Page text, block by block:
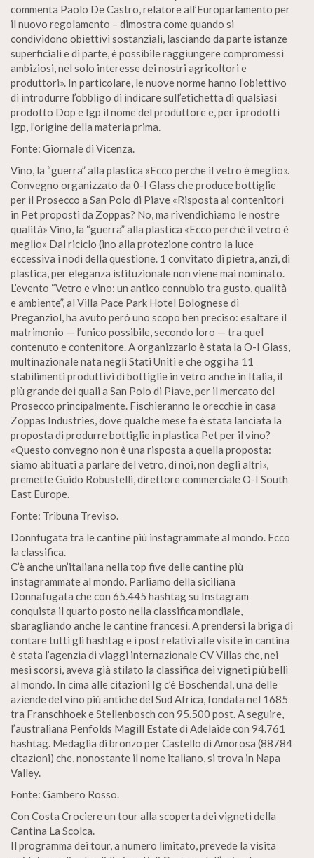
commenta Paolo De Castro, relatore all’Europarlamento per
il nuovo regolamento – dimostra come quando si
condividono obiettivi sostanziali, lasciando da parte istanze
superficiali e di parte, è possibile raggiungere compromessi
ambiziosi, nel solo interesse dei nostri agricoltori e
produttori». In particolare, le nuove norme hanno l’obiettivo
di introdurre l’obbligo di indicare sull’etichetta di qualsiasi
prodotto Dop e Igp il nome del produttore e, per i prodotti
Igp, l’origine della materia prima.
Fonte: Giornale di Vicenza.
Vino, la “guerra” alla plastica «Ecco perche il vetro è meglio».
Convegno organizzato da 0-I Glass che produce bottiglie
per il Prosecco a San Polo di Piave «Risposta ai contenitori
in Pet proposti da Zoppas? No, ma rivendichiamo le nostre
qualità» Vino, la “guerra” alla plastica «Ecco perché il vetro è
meglio» Dal riciclo (ìno alla protezione contro la luce
eccessiva i nodi della questione. 1 convitato di pietra, anzi, di
plastica, per eleganza istituzionale non viene mai nominato.
L’evento “Vetro e vino: un antico connubio tra gusto, qualità
e ambiente”, al Villa Pace Park Hotel Bolognese di
Preganziol, ha avuto però uno scopo ben preciso: esaltare il
matrimonio — l’unico possibile, secondo loro — tra quel
contenuto e contenitore. A organizzarlo è stata la O-I Glass,
multinazionale nata negli Stati Uniti e che oggi ha 11
stabilimenti produttivi di bottiglie in vetro anche in Italia, il
più grande dei quali a San Polo di Piave, per il mercato del
Prosecco principalmente. Fischieranno le orecchie in casa
Zoppas Industries, dove qualche mese fa è stata lanciata la
proposta di produrre bottiglie in plastica Pet per il vino?
«Questo convegno non è una risposta a quella proposta:
siamo abituati a parlare del vetro, di noi, non degli altri»,
premette Guido Robustelli, direttore commerciale O-I South
East Europe.
Fonte: Tribuna Treviso.
Donnfugata tra le cantine più instagrammate al mondo. Ecco
la classifica.
C’è anche un’italiana nella top five delle cantine più
instagrammate al mondo. Parliamo della siciliana
Donnafugata che con 65.445 hashtag su Instagram
conquista il quarto posto nella classifica mondiale,
sbaragliando anche le cantine francesi. A prendersi la briga di
contare tutti gli hashtag e i post relativi alle visite in cantina
è stata l’agenzia di viaggi internazionale CV Villas che, nei
mesi scorsi, aveva già stilato la classifica dei vigneti più belli
al mondo. In cima alle citazioni Ig c’è Boschendal, una delle
aziende del vino più antiche del Sud Africa, fondata nel 1685
tra Franschhoek e Stellenbosch con 95.500 post. A seguire,
l’australiana Penfolds Magill Estate di Adelaide con 94.761
hashtag. Medaglia di bronzo per Castello di Amorosa (88784
citazioni) che, nonostante il nome italiano, si trova in Napa
Valley.
Fonte: Gambero Rosso.
Con Costa Crociere un tour alla scoperta dei vigneti della
Cantina La Scolca.
Il programma dei tour, a numero limitato, prevede la visita